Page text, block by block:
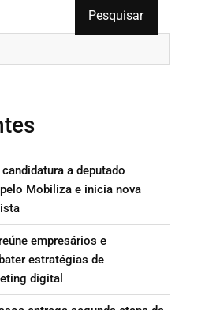
Pesquisar
a deputado
Mobiliza e inicia nova
empresários e
estratégias de
digital